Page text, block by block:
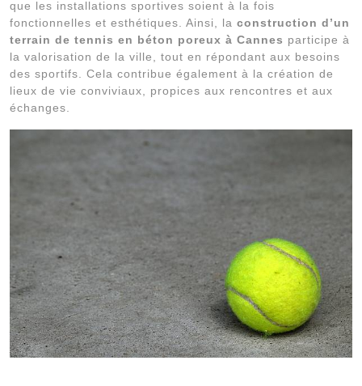
que les installations sportives soient à la fois
fonctionnelles et esthétiques. Ainsi, la construction d’un
terrain de tennis en béton poreux à Cannes participe à
la valorisation de la ville, tout en répondant aux besoins
des sportifs. Cela contribue également à la création de
lieux de vie conviviaux, propices aux rencontres et aux
échanges.